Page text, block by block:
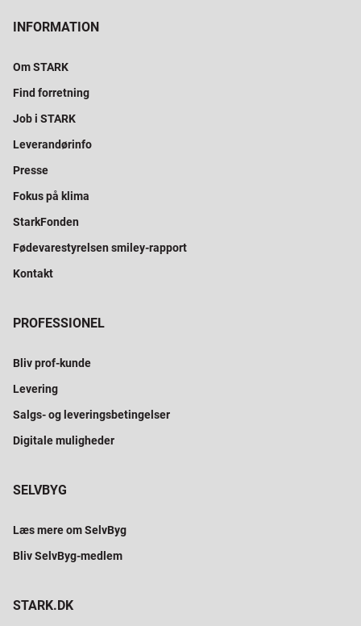
INFORMATION
Om STARK
Find forretning
Job i STARK
Leverandørinfo
Presse
Fokus på klima
StarkFonden
Fødevarestyrelsen smiley-rapport
Kontakt
PROFESSIONEL
Bliv prof-kunde
Levering
Salgs- og leveringsbetingelser
Digitale muligheder
SELVBYG
Læs mere om SelvByg
Bliv SelvByg-medlem
STARK.DK